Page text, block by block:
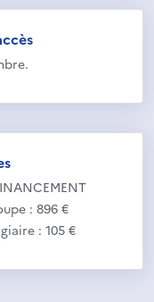
: 896 €
: 105 €